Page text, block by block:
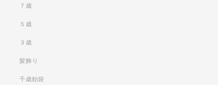
７歳
５歳
３歳
髪飾り
千歳飴袋